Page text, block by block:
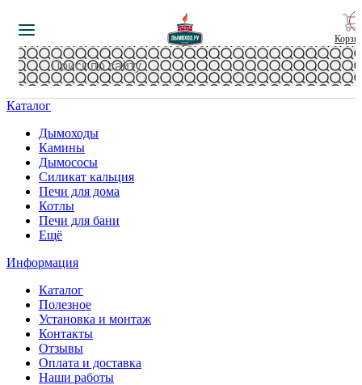
Каталог
Дымоходы
Камины
Дымососы
Силикат кальция
Печи для дома
Котлы
Печи для бани
Ещё
Информация
Каталог
Полезное
Установка и монтаж
Контакты
Отзывы
Оплата и доставка
Наши работы